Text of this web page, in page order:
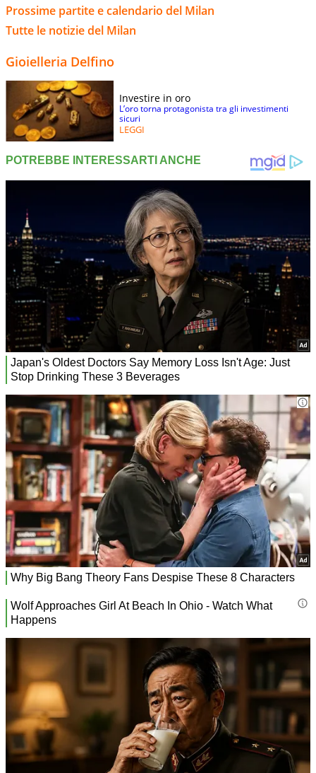
Prossime partite e calendario del Milan
Tutte le notizie del Milan
Gioielleria Delfino
Investire in oro
L’oro torna protagonista tra gli investimenti
sicuri
LEGGI